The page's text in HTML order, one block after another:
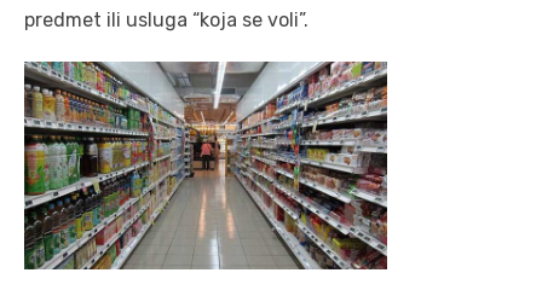
predmet ili usluga “koja se voli”.